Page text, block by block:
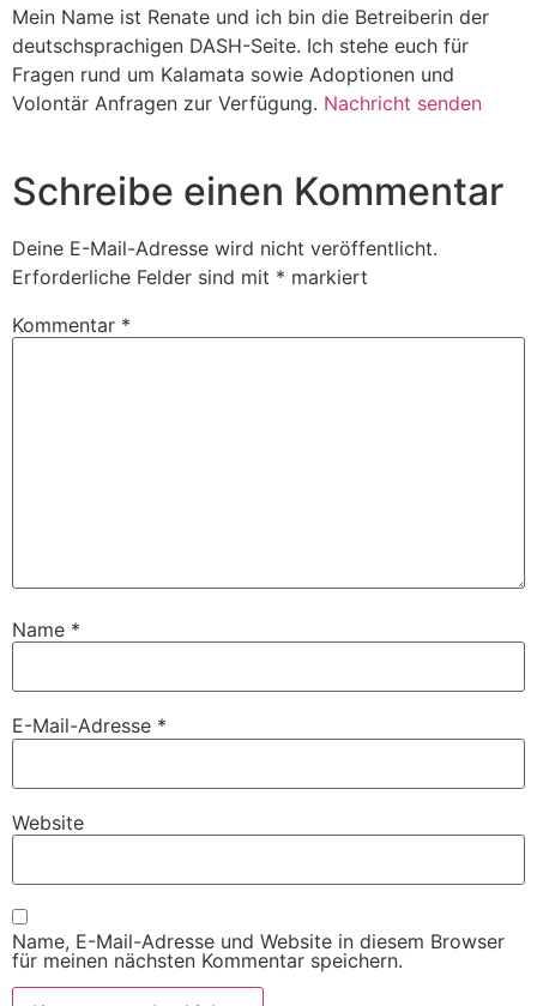
Mein Name ist Renate und ich bin die Betreiberin der
deutschsprachigen DASH-Seite. Ich stehe euch für
Fragen rund um Kalamata sowie Adoptionen und
Volontär Anfragen zur Verfügung. Nachricht senden
Schreibe einen Kommentar
Deine E-Mail-Adresse wird nicht veröffentlicht.
Erforderliche Felder sind mit * markiert
Kommentar *
Name *
E-Mail-Adresse *
Website
Name, E-Mail-Adresse und Website in diesem Browser
für meinen nächsten Kommentar speichern.